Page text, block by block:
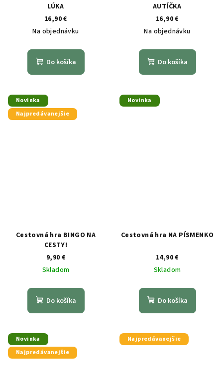
LÚKA
16,90 €
Na objednávku
Do košíka
AUTÍČKA
16,90 €
Na objednávku
Do košíka
Novinka
Najpredávanejšie
Cestovná hra BINGO NA
CESTY!
9,90 €
Skladom
Do košíka
Novinka
Cestovná hra NA PÍSMENKO
14,90 €
Skladom
Do košíka
Novinka
Najpredávanejšie
Najpredávanejšie